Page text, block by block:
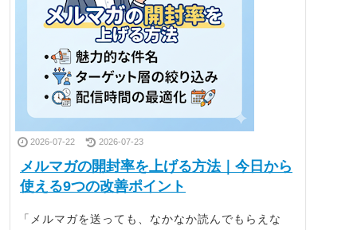
2026-07-22 2026-07-23
メルマガの開封率を上げる方法｜今日から
使える9つの改善ポイント
「メルマガを送っても、なかなか読んでもらえな